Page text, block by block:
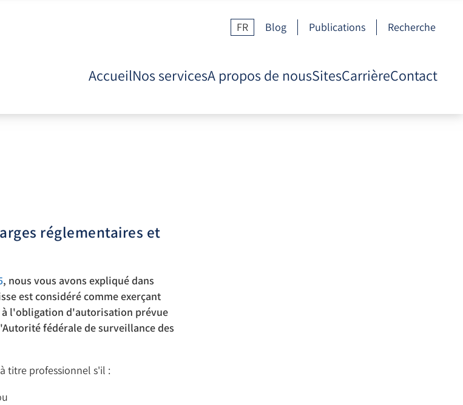
FR Blog Publications Recherche
AccueilNos servicesA propos de nousSitesCarrièreContact
réglementaires et
, nous vous avons expliqué dans
est considéré comme exerçant
l'obligation d'autorisation prévue
fédérale de surveillance des
titre professionnel s'il :